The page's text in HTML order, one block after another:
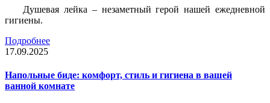
Душевая лейка – незаметный герой нашей ежедневной
гигиены.
Подробнее
17.09.2025
Напольные биде: комфорт, стиль и гигиена в вашей
ванной комнате